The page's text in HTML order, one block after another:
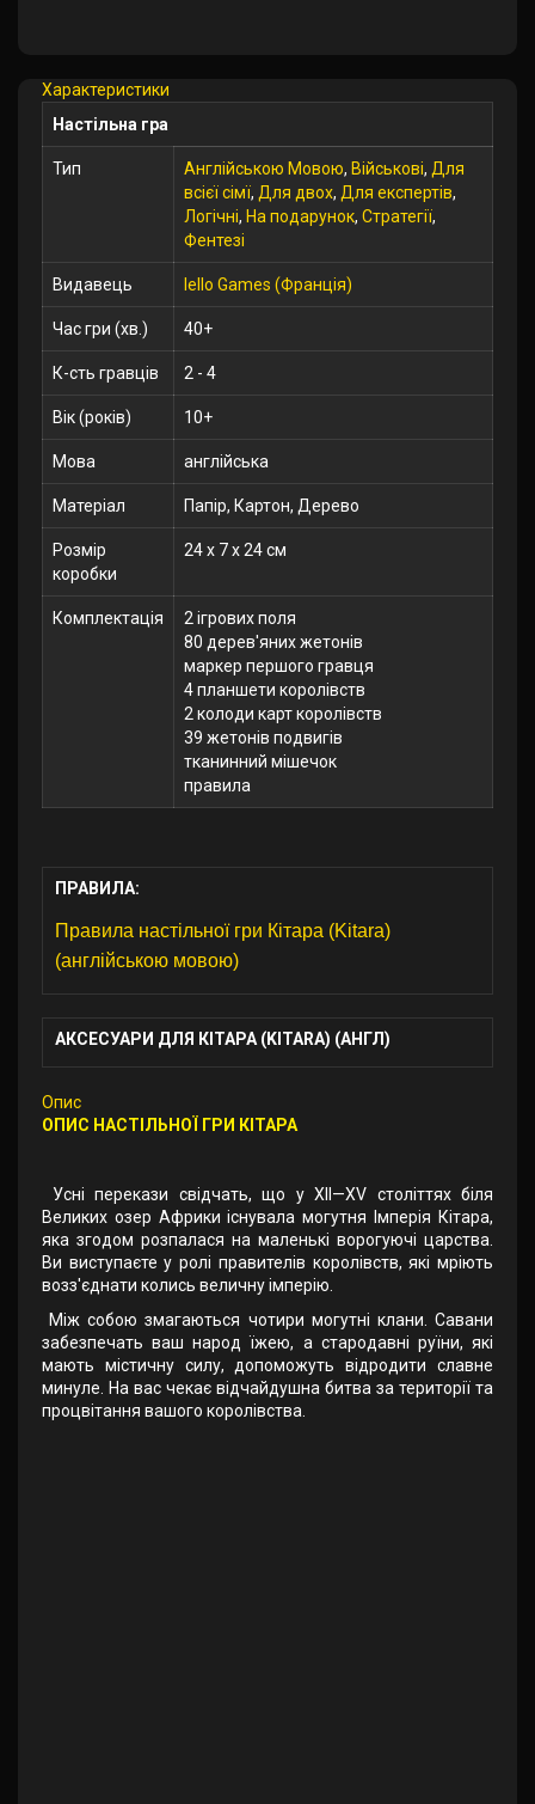
Характеристики
Настільна гра
Тип Англійською Мовою, Військові, Для
всієї сімї, Для двох, Для експертів,
Логічні, На подарунок, Стратегії,
Фентезі
Видавець Iello Games (Франція)
Час гри (хв.) 40+
К-сть гравців 2 - 4
Вік (років) 10+
Мова англійська
Матеріал Папір, Картон, Дерево
Розмір
коробки
24 x 7 x 24 см
Комплектація
2 ігрових поля
80 дерев'яних жетонів
маркер першого гравця
4 планшети королівств
2 колоди карт королівств
39 жетонів подвигів
тканинний мішечок
правила
ПРАВИЛА:
Правила настільної гри Кітара (Kitara)
(англійською мовою)
АКСЕСУАРИ ДЛЯ КІТАРА (KITARA) (АНГЛ)
Опис
ОПИС НАСТІЛЬНОЇ ГРИ КІТАРА
Усні перекази свідчать, що у XII—XV століттях біля
Великих озер Африки існувала могутня Імперія Кітара,
яка згодом розпалася на маленькі ворогуючі царства.
Ви виступаєте у ролі правителів королівств, які мріють
возз'єднати колись величну імперію.
Між собою змагаються чотири могутні клани. Савани
забезпечать ваш народ їжею, а стародавні руїни, які
мають містичну силу, допоможуть відродити славне
минуле. На вас чекає відчайдушна битва за території та
процвітання вашого королівства.